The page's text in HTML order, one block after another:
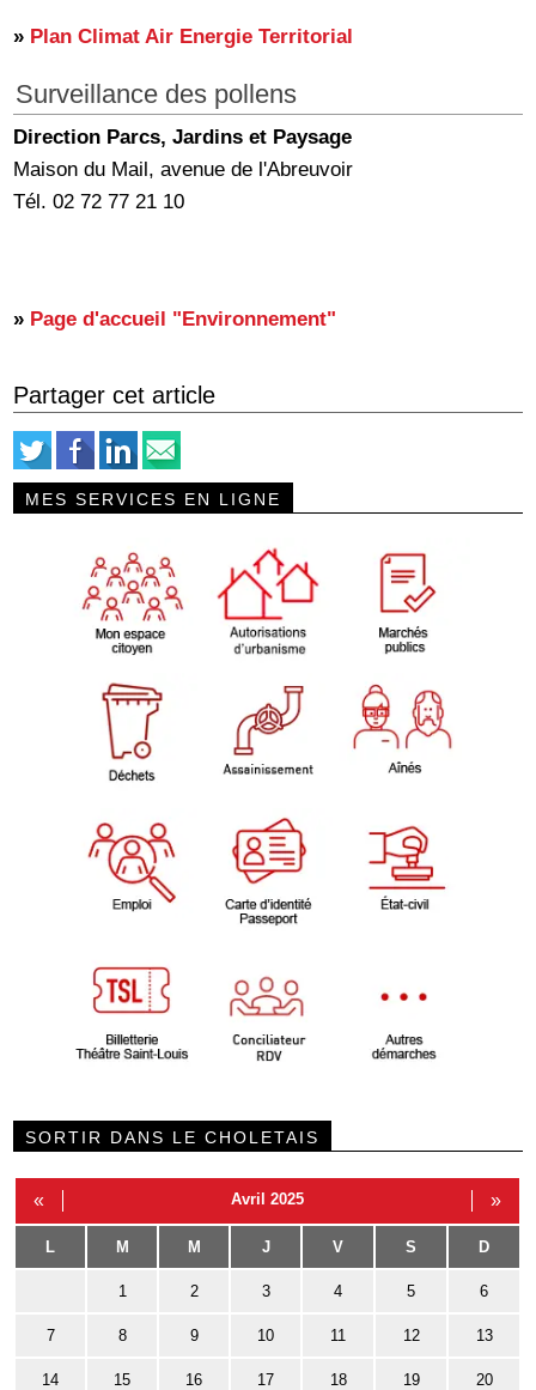
» Plan Climat Air Energie Territorial
Surveillance des pollens
Direction Parcs, Jardins et Paysage
Maison du Mail, avenue de l'Abreuvoir
Tél. 02 72 77 21 10
» Page d'accueil "Environnement"
Partager cet article
MES SERVICES EN LIGNE
SORTIR DANS LE CHOLETAIS
« Avril 2025 »
L M M J V S D
1 2 3 4 5 6
7 8 9 10 11 12 13
14 15 16 17 18 19 20